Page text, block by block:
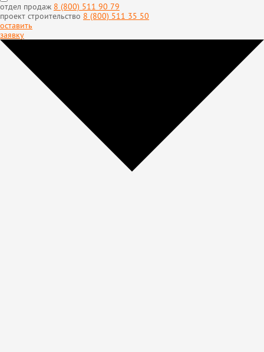
отдел продаж 8 (800) 511 90 79
проект строительство 8 (800) 511 35 50
оставить
заявку